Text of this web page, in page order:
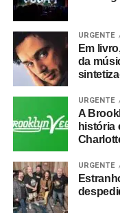
URGENTE
Em
da
URGENTE
A
história
URGENTE